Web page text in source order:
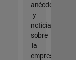
anécdotas
y
noticias
sobre
la
empresa.